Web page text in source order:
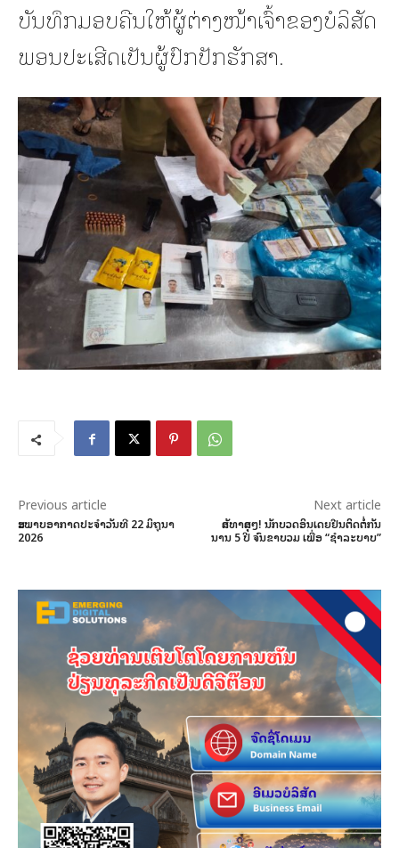
ບັນທຶກມອບຄືນໃຫ້ຜູ້ຕ່າງໜ້າເຈົ້າຂອງບໍລິສັດ
ພອນປະເສີດເປັນຜູ້ປົກປັກຮັກສາ.
Previous article
ສະພາບອາກາດປະຈໍາວັນທີ 22 ມິຖຸນາ
2026
Next article
ສັດທາສຸດໆ! ນັກບວດອິນເດຍຢືນຕິດຕໍ່ກັນ
ນານ 5 ປີ ຈົນຂາບວມ ເພື່ອ “ຊຳລະບາບ”